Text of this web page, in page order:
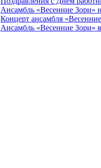
Ансамбль «Весенние Зори»
Концерт ансамбля
Ансамбль «Весенние Зори»